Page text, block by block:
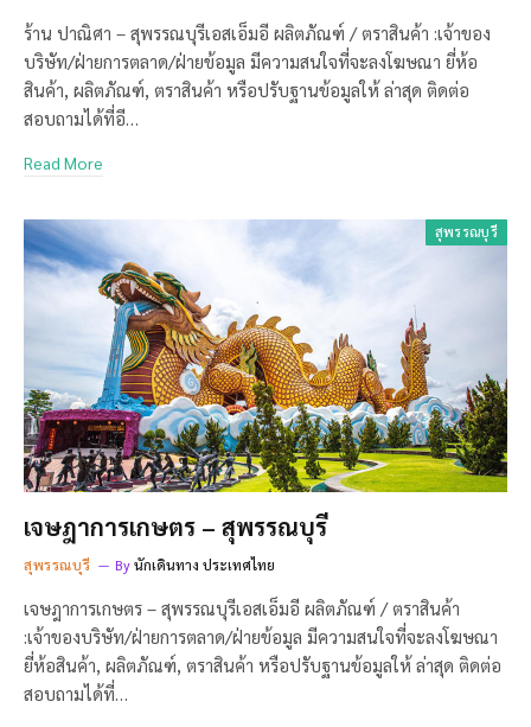
ร้าน ปาณิศา – สุพรรณบุรีเอสเอ็มอี ผลิตภัณฑ์ / ตราสินค้า :เจ้าของ
บริษัท/ฝ่ายการตลาด/ฝ่ายข้อมูล มีความสนใจที่จะลงโฆษณา ยี่ห้อ
สินค้า, ผลิตภัณฑ์, ตราสินค้า หรือปรับฐานข้อมูลให้ ล่าสุด ติดต่อ
สอบถามได้ที่อี…
Read More
สุพรรณบุรี
เจษฎาการเกษตร – สุพรรณบุรี
สุพรรณบุรี By นักเดินทาง ประเทศไทย
เจษฎาการเกษตร – สุพรรณบุรีเอสเอ็มอี ผลิตภัณฑ์ / ตราสินค้า
:เจ้าของบริษัท/ฝ่ายการตลาด/ฝ่ายข้อมูล มีความสนใจที่จะลงโฆษณา
ยี่ห้อสินค้า, ผลิตภัณฑ์, ตราสินค้า หรือปรับฐานข้อมูลให้ ล่าสุด ติดต่อ
สอบถามได้ที่…